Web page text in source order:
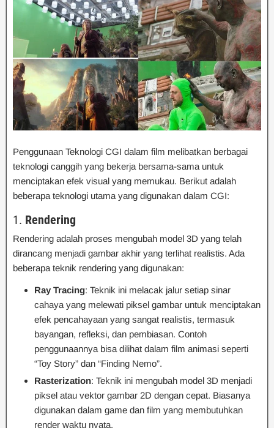
Penggunaan Teknologi CGI dalam film melibatkan berbagai
teknologi canggih yang bekerja bersama-sama untuk
menciptakan efek visual yang memukau. Berikut adalah
beberapa teknologi utama yang digunakan dalam CGI:
1. Rendering
Rendering adalah proses mengubah model 3D yang telah
dirancang menjadi gambar akhir yang terlihat realistis. Ada
beberapa teknik rendering yang digunakan:
Ray Tracing: Teknik ini melacak jalur setiap sinar
cahaya yang melewati piksel gambar untuk menciptakan
efek pencahayaan yang sangat realistis, termasuk
bayangan, refleksi, dan pembiasan. Contoh
penggunaannya bisa dilihat dalam film animasi seperti
“Toy Story” dan “Finding Nemo”.
Rasterization: Teknik ini mengubah model 3D menjadi
piksel atau vektor gambar 2D dengan cepat. Biasanya
digunakan dalam game dan film yang membutuhkan
render waktu nyata.